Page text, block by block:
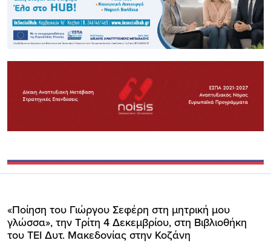
«Ποίηση του Γιώργου Σεφέρη στη μητρική μου
γλώσσα», την Τρίτη 4 Δεκεμβρίου, στη Βιβλιοθήκη
του ΤΕΙ Δυτ. Μακεδονίας στην Κοζάνη